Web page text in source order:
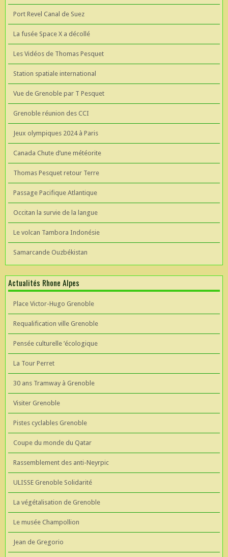
Port Revel Canal de Suez
La fusée Space X a décollé
Les Vidéos de Thomas Pesquet
Station spatiale international
Vue de Grenoble par T Pesquet
Grenoble réunion des CCI
Jeux olympiques 2024 à Paris
Canada Chute d’une météorite
Thomas Pesquet retour Terre
Passage Pacifique Atlantique
Occitan la survie de la langue
Le volcan Tambora Indonésie
Samarcande Ouzbékistan
Actualités Rhone Alpes
Place Victor-Hugo Grenoble
Requalification ville Grenoble
Pensée culturelle ’écologique
La Tour Perret
30 ans Tramway à Grenoble
Visiter Grenoble
Pistes cyclables Grenoble
Coupe du monde du Qatar
Rassemblement des anti-Neyrpic
ULISSE Grenoble Solidarité
La végétalisation de Grenoble
Le musée Champollion
Jean de Gregorio